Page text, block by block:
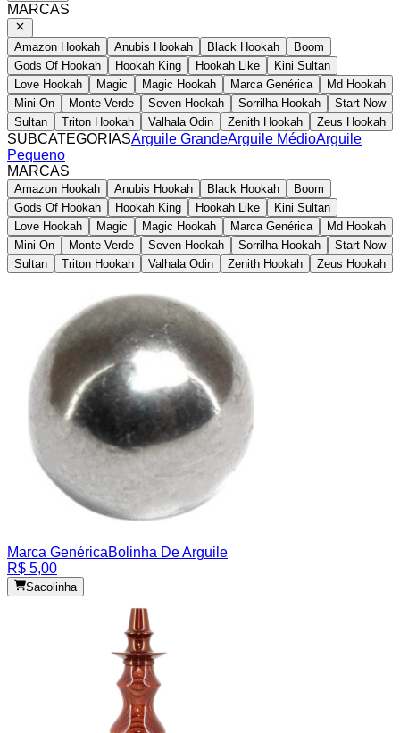
MARCAS
Amazon Hookah Anubis Hookah Black Hookah
Boom
Gods Of Hookah
Hookah King Hookah Like
Kini Sultan
Love Hookah
Magic Magic Hookah Marca Genérica
Md Hookah
Mini On
Monte Verde Seven Hookah Sorrilha Hookah
Start Now
Sultan
Triton Hookah Valhala Odin Zenith Hookah Zeus Hookah
SUBCATEGORIASArguile GrandeArguile MédioArguile
Pequeno
MARCAS
Amazon Hookah Anubis Hookah Black Hookah
Boom
Gods Of Hookah
Hookah King Hookah Like
Kini Sultan
Love Hookah
Magic Magic Hookah Marca Genérica
Md Hookah
Mini On
Monte Verde Seven Hookah Sorrilha Hookah
Start Now
Sultan
Triton Hookah Valhala Odin Zenith Hookah Zeus Hookah
Marca GenéricaBolinha De Arguile
R$ 5,00
Sacolinha